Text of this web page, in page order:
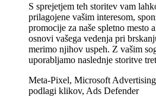
S sprejetjem teh storitev vam
prilagojene vašim interesom,
promocije za naše spletno mesto
osnovi vašega vedenja pri
merimo njihov uspeh. Z vašim
uporabljamo naslednje storitve
Meta-Pixel, Microsoft
podlagi klikov, Ads Defender